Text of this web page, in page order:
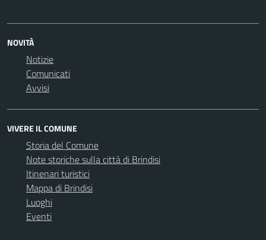
NOVITÀ
Notizie
Comunicati
Avvisi
VIVERE IL COMUNE
Storia del Comune
Note storiche sulla città di Brindisi
Itinenari turistici
Mappa di Brindisi
Luoghi
Eventi